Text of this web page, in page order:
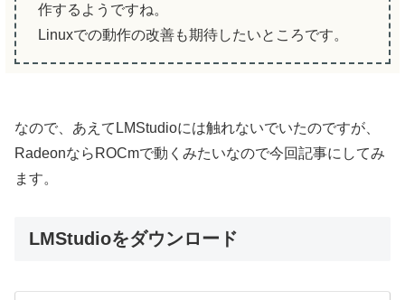
作するようですね。
Linuxでの動作の改善も期待したいところです。
なので、あえてLMStudioには触れないでいたのですが、
RadeonならROCmで動くみたいなので今回記事にしてみ
ます。
LMStudioをダウンロード